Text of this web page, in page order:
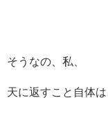
そうなの、私、
天に返すこと自体